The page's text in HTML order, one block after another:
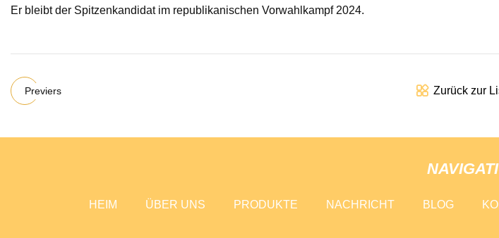
Er bleibt der Spitzenkandidat im republikanischen Vorwahlkampf 2024.
Previers Zurück zur
HEIM ÜBER UNS PRODUKTE NACHRICHT BLOG